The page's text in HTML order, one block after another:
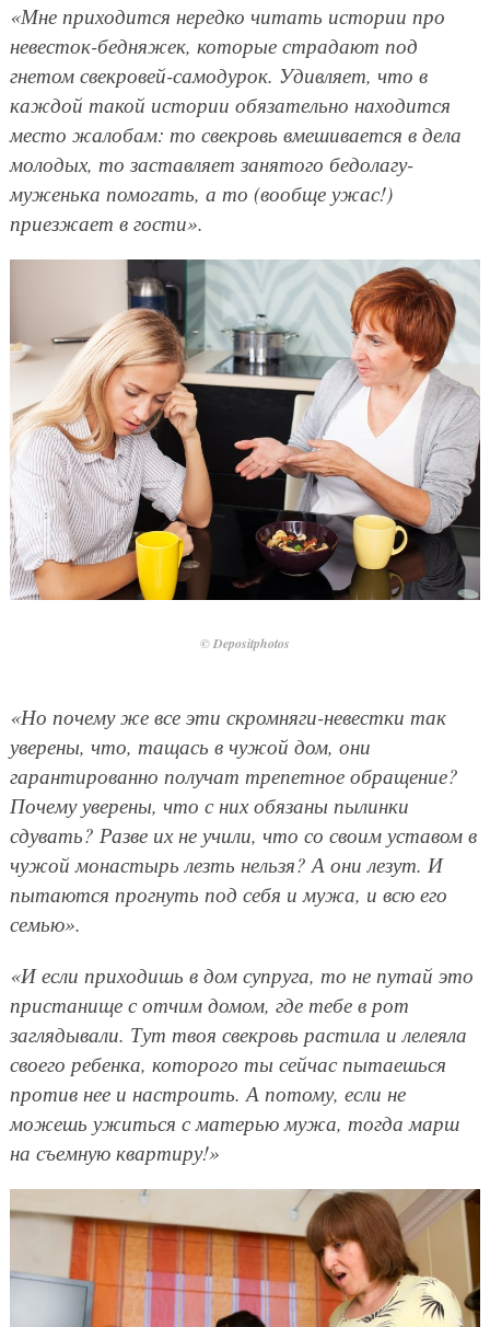
«Мне приходится нередко читать истории про
невесток-бедняжек, которые страдают под
гнетом свекровей-самодурок. Удивляет, что в
каждой такой истории обязательно находится
место жалобам: то свекровь вмешивается в дела
молодых, то заставляет занятого бедолагу-
муженька помогать, а то (вообще ужас!)
приезжает в гости».
© Depositphotos
«Но почему же все эти скромняги-невестки так
уверены, что, тащась в чужой дом, они
гарантированно получат трепетное обращение?
Почему уверены, что с них обязаны пылинки
сдувать? Разве их не учили, что со своим уставом в
чужой монастырь лезть нельзя? А они лезут. И
пытаются прогнуть под себя и мужа, и всю его
семью».
«И если приходишь в дом супруга, то не путай это
пристанище с отчим домом, где тебе в рот
заглядывали. Тут твоя свекровь растила и лелеяла
своего ребенка, которого ты сейчас пытаешься
против нее и настроить. А потому, если не
можешь ужиться с матерью мужа, тогда марш
на съемную квартиру!»